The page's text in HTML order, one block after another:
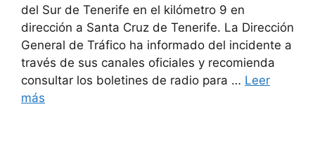
del Sur de Tenerife en el kilómetro 9 en
dirección a Santa Cruz de Tenerife. La Dirección
General de Tráfico ha informado del incidente a
través de sus canales oficiales y recomienda
consultar los boletines de radio para … Leer
más